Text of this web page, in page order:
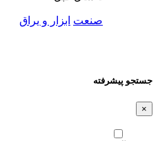
صنعت ابزار و یراق
جستجو پیشرفته
×